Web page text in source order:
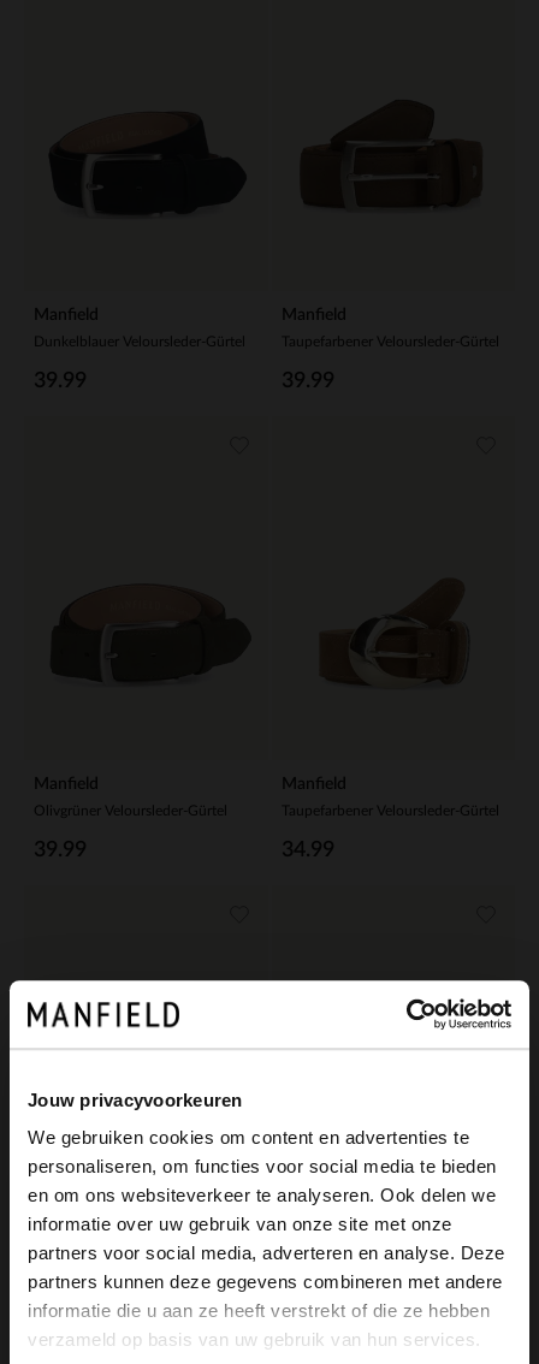
Jouw privacyvoorkeuren
We gebruiken cookies om content en advertenties te
personaliseren, om functies voor social media te bieden
en om ons websiteverkeer te analyseren. Ook delen we
informatie over uw gebruik van onze site met onze
partners voor social media, adverteren en analyse. Deze
partners kunnen deze gegevens combineren met andere
informatie die u aan ze heeft verstrekt of die ze hebben
verzameld op basis van uw gebruik van hun services.
Manfield
Dunkelblauer Veloursleder-Gürtel
39.99
Manfield
Taupefarbener Veloursleder-Gürtel
39.99
Manfield
Olivgrüner Veloursleder-Gürtel
39.99
Manfield
Taupefarbener Veloursleder-Gürtel
34.99
Manfield
Taupefarbener Veloursleder-Gürtel mit goldfarbener Kette
34.99
Manfield
Dunkelbrauner Ledergürtel
49.99
×
View this website in English?
It looks like your language isn't Dutch. Would
you like to switch to English?